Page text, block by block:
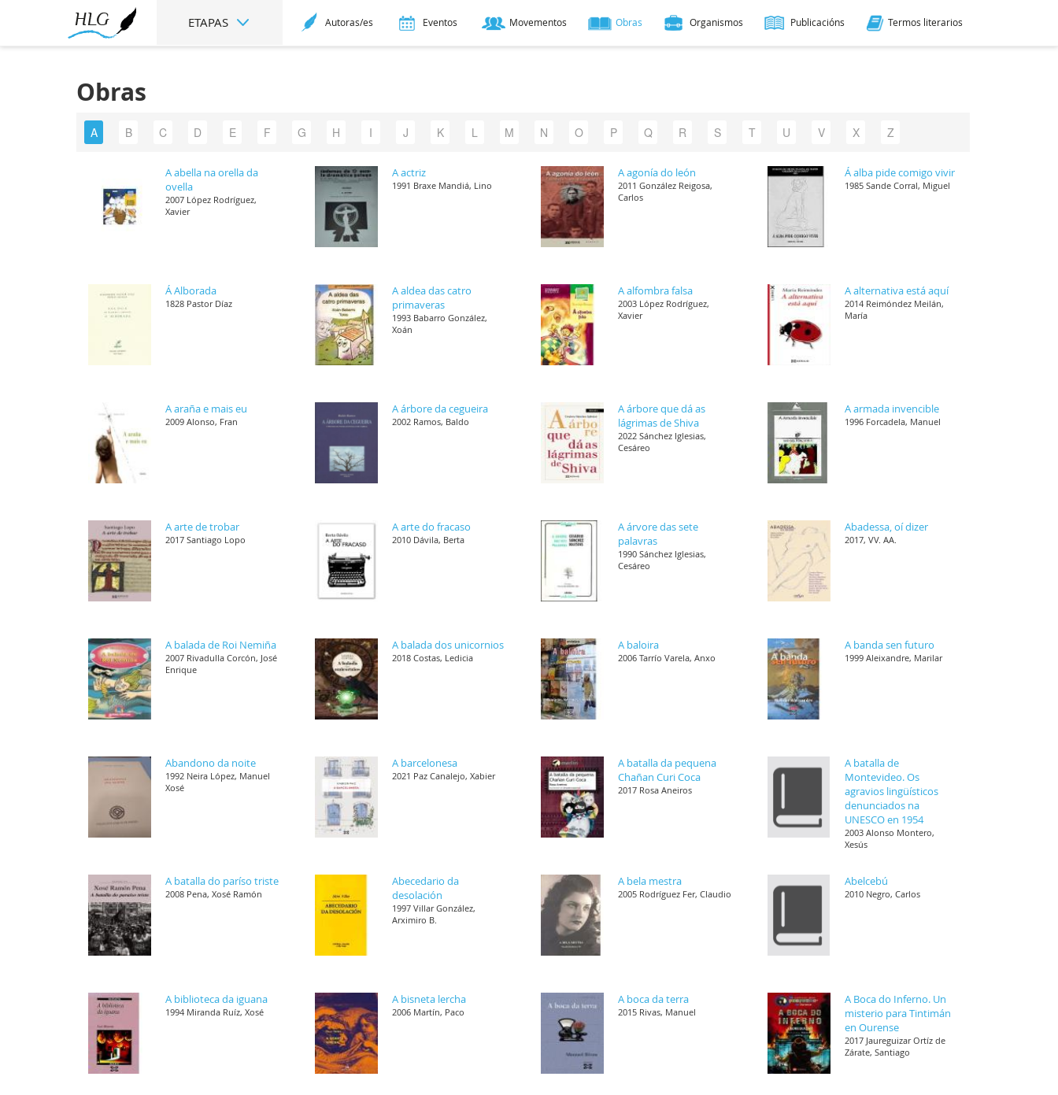
ETAPAS Autoras/es Eventos Movementos Obras Organismos Publicacións Termos literarios
Obras
A B C D E F G H I J K L M N O P Q R S T U V X Z
A abella na orella da
ovella
2007 López Rodríguez,
Xavier
A actriz
1991 Braxe Mandiá, Lino
A agonía do león
2011 González Reigosa,
Carlos
Á alba pide comigo vivir
1985 Sande Corral, Miguel
Á Alborada
1828 Pastor Díaz
A aldea das catro
primaveras
1993 Babarro González,
Xoán
A alfombra falsa
2003 López Rodríguez,
Xavier
A alternativa está aquí
2014 Reimóndez Meilán,
María
A araña e mais eu
2009 Alonso, Fran
A árbore da cegueira
2002 Ramos, Baldo
A árbore que dá as
lágrimas de Shiva
2022 Sánchez Iglesias,
Cesáreo
A armada invencible
1996 Forcadela, Manuel
A arte de trobar
2017 Santiago Lopo
A arte do fracaso
2010 Dávila, Berta
A árvore das sete
palavras
1990 Sánchez Iglesias,
Cesáreo
Abadessa, oí dizer
2017, VV. AA.
A balada de Roi Nemiña
2007 Rivadulla Corcón, José
Enrique
A balada dos unicornios
2018 Costas, Ledicia
A baloira
2006 Tarrío Varela, Anxo
A banda sen futuro
1999 Aleixandre, Marilar
Abandono da noite
1992 Neira López, Manuel
Xosé
A barcelonesa
2021 Paz Canalejo, Xabier
A batalla da pequena
Chañan Curi Coca
2017 Rosa Aneiros
A batalla de
Montevideo. Os
agravios lingüísticos
denunciados na
UNESCO en 1954
2003 Alonso Montero,
Xesús
A batalla do paríso triste
2008 Pena, Xosé Ramón
Abecedario da
desolación
1997 Villar González,
Arximiro B.
A bela mestra
2005 Rodríguez Fer, Claudio
Abelcebú
2010 Negro, Carlos
A biblioteca da iguana
1994 Miranda Ruíz, Xosé
A bisneta lercha
2006 Martín, Paco
A boca da terra
2015 Rivas, Manuel
A Boca do Inferno. Un
misterio para Tintimán
en Ourense
2017 Jaureguizar Ortíz de
Zárate, Santiago